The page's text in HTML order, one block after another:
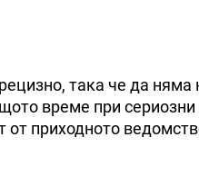
така че да няма
време при
приходното